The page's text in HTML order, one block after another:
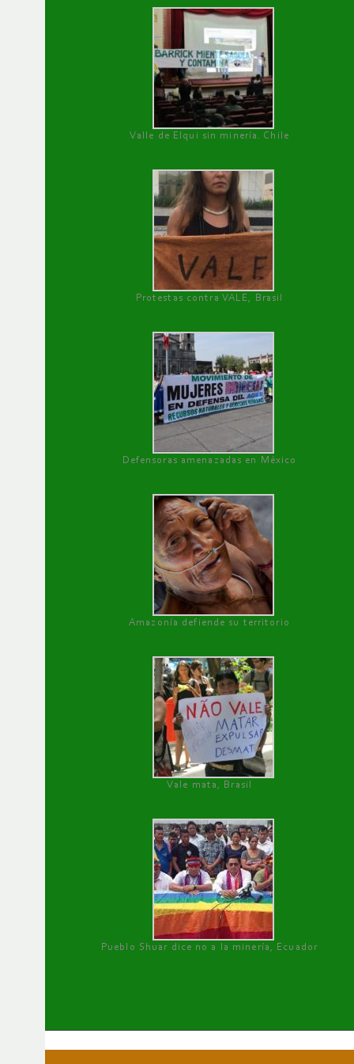
Valle de Elqui sin minería. Chile
Protestas contra VALE, Brasil
Defensoras amenazadas en México
Amazonía defiende su territorio
Vale mata, Brasil
Pueblo Shuar dice no a la minería, Ecuador